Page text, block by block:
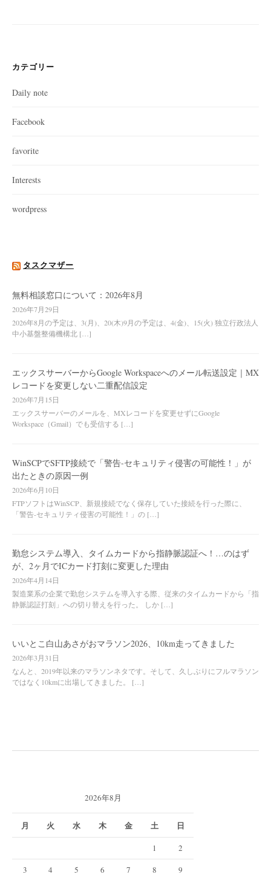
カテゴリー
Daily note
Facebook
favorite
Interests
wordpress
タスクマザー
無料相談窓口について：2026年8月
2026年7月29日
2026年8月の予定は、3(月)、20(木)9月の予定は、4(金)、15(火) 独立行政法人
中小基盤整備機構北 […]
エックスサーバーからGoogle Workspaceへのメール転送設定｜MX
レコードを変更しない二重配信設定
2026年7月15日
エックスサーバーのメールを、MXレコードを変更せずにGoogle
Workspace（Gmail）でも受信する […]
WinSCPでSFTP接続で「警告-セキュリティ侵害の可能性！」が
出たときの原因一例
2026年6月10日
FTPソフトはWinSCP、新規接続でなく保存していた接続を行った際に、
「警告-セキュリティ侵害の可能性！」の […]
勤怠システム導入、タイムカードから指静脈認証へ！…のはず
が、2ヶ月でICカード打刻に変更した理由
2026年4月14日
製造業系の企業で勤怠システムを導入する際、従来のタイムカードから「指
静脈認証打刻」への切り替えを行った。 しか […]
いいとこ白山あさがおマラソン2026、10km走ってきました
2026年3月31日
なんと、2019年以来のマラソンネタです。そして、久しぶりにフルマラソン
ではなく10kmに出場してきました。 […]
2026年8月
月 火 水 木 金 土 日
1
2
3
4 5 6 7 8 9